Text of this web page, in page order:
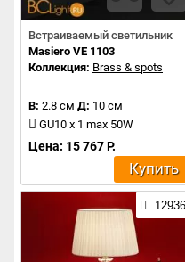
Встраиваемый светильник
Masiero VE 1103
Коллекция: Brass & spots
В: 2.8 см Д: 10 см
GU10 x 1 max 50W
Цена: 15 767 Р.
Купить